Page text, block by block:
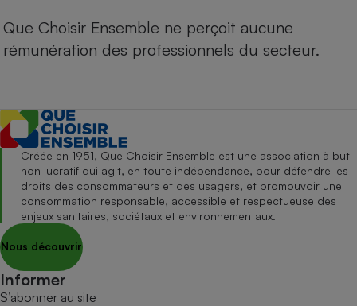
Que Choisir Ensemble ne perçoit aucune
rémunération des professionnels du secteur.
Créée en 1951, Que Choisir Ensemble est une association à but
non lucratif qui agit, en toute indépendance, pour défendre les
droits des consommateurs et des usagers, et promouvoir une
consommation responsable, accessible et respectueuse des
enjeux sanitaires, sociétaux et environnementaux.
Nous découvrir
Informer
S’abonner au site